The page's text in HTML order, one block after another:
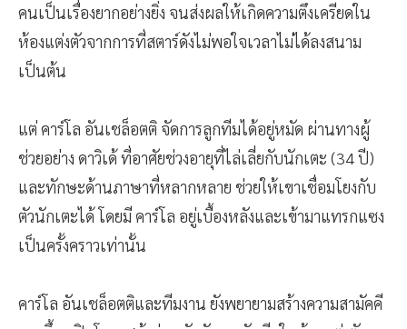
คนเป็นเรื่องยากอย่างยิ่ง จนส่งผลให้เกิดความตึงเครียดใน
ห้องแต่งตัวจากการที่สตาร์ดังไม่พอใจเวลาไม่ได้ลงสนาม
เป็นต้น
แต่ คาร์โล อันเชล็อตติ จัดการลูกทีมได้อยู่หมัด ผ่านทางผู้
ช่วยอย่าง ดาวิเด้ ที่อาศัยช่วงอายุที่ไล่เลี่ยกับนักเตะ (34 ปี)
และทักษะด้านภาษาที่หลากหลาย ช่วยให้เขาเชื่อมโยงกับ
ตัวนักเตะได้ โดยมี คาร์โล อยู่เบื้องหลังและเข้ามาแทรกแซง
เป็นครั้งคราวเท่านั้น
คาร์โล อันเชล็อตติและทีมงาน ยังพยายามสร้างความสามัคคี